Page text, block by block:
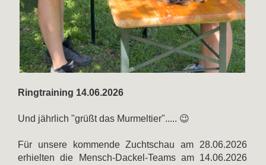
Ringtraining 14.06.2026
Und jährlich "grüßt das Murmeltier"..... 😉
Für unsere kommende Zuchtschau am 28.06.2026
erhielten die Mensch-Dackel-Teams am 14.06.2026